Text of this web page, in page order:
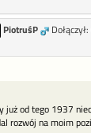
PiotruśP
już od tego 1937
rozwój na moim